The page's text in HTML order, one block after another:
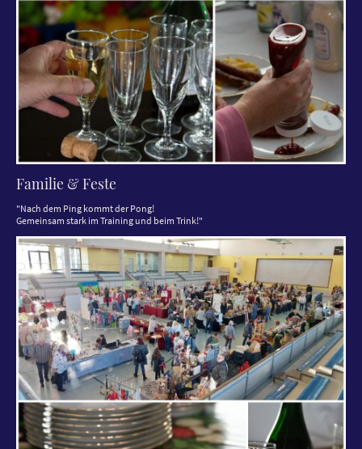
Familie & Feste
"Nach dem Ping kommt der Pong!
Gemeinsam stark im Training und beim Trink!"